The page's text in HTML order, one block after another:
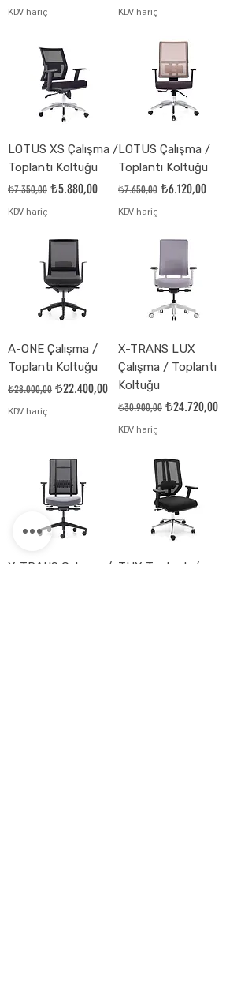
KDV hariç KDV hariç
LOTUS XS Çalışma /
Toplantı Koltuğu
Normal Fiyat
₺7.350,00 İndirimli Fiyat
₺5.880,00
KDV hariç
LOTUS Çalışma /
Toplantı Koltuğu
Normal Fiyat
₺7.650,00 İndirimli Fiyat
₺6.120,00
KDV hariç
A-ONE Çalışma /
Toplantı Koltuğu
Normal Fiyat
₺28.000,00 İndirimli Fiyat
₺22.400,00
KDV hariç
X-TRANS LUX
Çalışma / Toplantı
Koltuğu
Normal Fiyat
₺30.900,00 İndirimli Fiyat
₺24.720,00
KDV hariç
X-TRANS Çalışma / TUX Toplantı /